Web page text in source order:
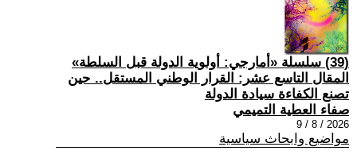
(39) سلسلة «أمارجي: أولوية الدولة قبل السلطة»
المقال التاسع عشر: القرار الوطني المستقل.. حين
تصنع الكفاءة سيادة الدولة
صفاء العطية التميمي
2026 / 8 / 9
مواضيع وابحاث سياسية